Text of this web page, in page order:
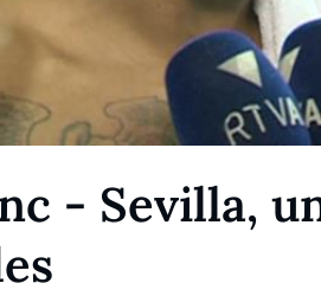
- Sevilla,